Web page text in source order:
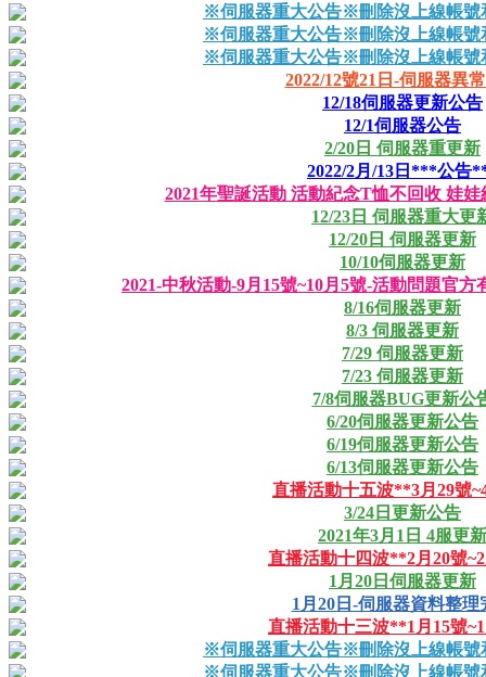
※伺服器重大公告※刪除沒上線帳號
※伺服器重大公告※刪除沒上線帳號
※伺服器重大公告※刪除沒上線帳號
2022/12號21日-伺服器異
12/18伺服器更新公告
12/1伺服器公告
2/20日 伺服器重更新
2022/2月/13日***公告
2021年聖誕活動 活動紀念T恤不回收 娃娃
12/23日 伺服器重大更
12/20日 伺服器更新
10/10伺服器更新
2021-中秋活動-9月15號~10月5號-活動問題官方
8/16伺服器更新
8/3 伺服器更新
7/29 伺服器更新
7/23 伺服器更新
7/8伺服器BUG更新公
6/20伺服器更新公告
6/19伺服器更新公告
6/13伺服器更新公告
直播活動十五波**3月29號
3/24日更新公告
2021年3月1日 4服更新
直播活動十四波**2月20號
1月20日伺服器更新
1月20日-伺服器資料整理
直播活動十三波**1月15號
※伺服器重大公告※刪除沒上線帳號
※伺服器重大公告※刪除沒上線帳號